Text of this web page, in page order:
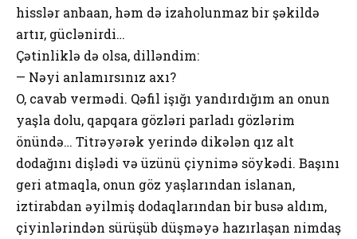
hisslər anbaan, həm də izaholunmaz bir şəkildə
artır, güclənirdi…
Çətinliklə də olsa, dilləndim:
— Nəyi anlamırsınız axı?
O, cavab vermədi. Qəfil işığı yandırdığım an onun
yaşla dolu, qapqara gözləri parladı gözlərim
önündə… Titrəyərək yerində dikələn qız alt
dodağını dişlədi və üzünü çiynimə söykədi. Başını
geri atmaqla, onun göz yaşlarından islanan,
iztirabdan əyilmiş dodaqlarından bir busə aldım,
çiyinlərindən sürüşüb düşməyə hazırlaşan nimdaş